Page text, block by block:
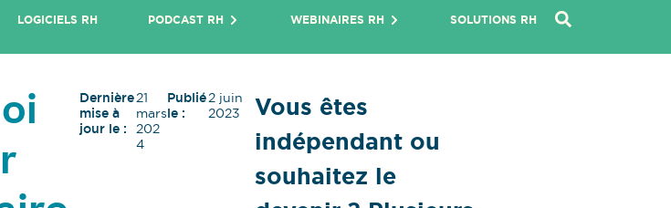
LOGICIELS RH PODCAST RH WEBINAIRES RH SOLUTIONS RH
Dernière
mise à
jour le :
21
mars
202
4
Publié
le :
2 juin
2023
Vous êtes
indépendant ou
souhaitez le